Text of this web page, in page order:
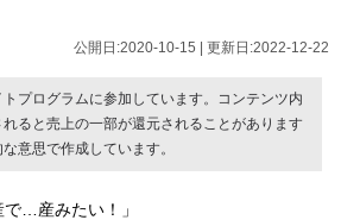
公開日:2020-10-15 | 更新日:2022-12-22
プログラムに参加しています。コンテンツ内
ると売上の一部が還元されることがあります
意思で作成しています。
で…産みたい！」